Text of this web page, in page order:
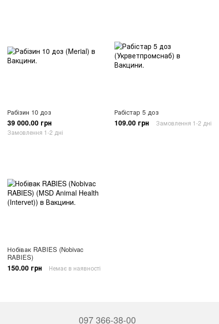
Рабізин 10 доз
39 000.00 грн
Замовлення 1-2 дні
Рабістар 5 доз
109.00 грн Замовлення 1-2 дні
Нобівак RABIES (Nobivac
RABIES)
150.00 грн Немає в наявності
097 366-38-00